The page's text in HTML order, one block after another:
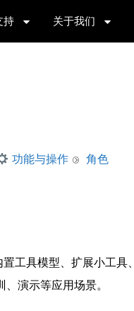
持 关于我们
功能与操作 角色
工具模型、扩展小工具、
演示等应用场景。